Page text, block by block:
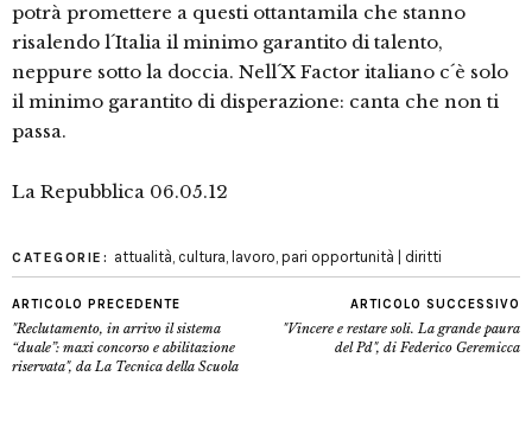
potrà promettere a questi ottantamila che stanno
risalendo l´Italia il minimo garantito di talento,
neppure sotto la doccia. Nell´X Factor italiano c´è solo
il minimo garantito di disperazione: canta che non ti
passa.
La Repubblica 06.05.12
CATEGORIE: attualità, cultura, lavoro, pari opportunità | diritti
ARTICOLO PRECEDENTE
"Reclutamento, in arrivo il sistema
“duale”: maxi concorso e abilitazione
riservata", da La Tecnica della Scuola
ARTICOLO SUCCESSIVO
"Vincere e restare soli. La grande paura
del Pd", di Federico Geremicca